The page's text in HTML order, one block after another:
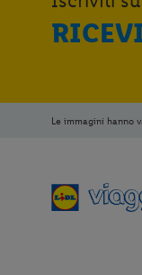
Le immagini hanno